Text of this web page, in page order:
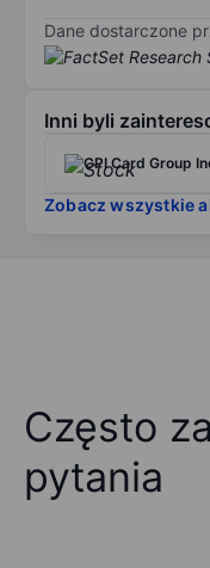
Dane dostarczone
Inni byli
CPI Card Group
Zobacz wszystkie
Często
pytania